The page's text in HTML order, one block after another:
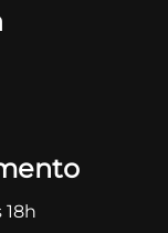
18h